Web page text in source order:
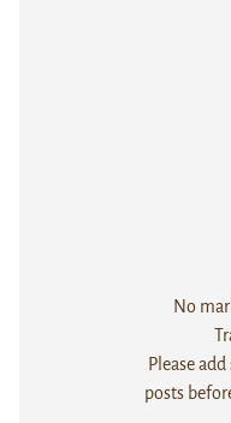
No
Please
posts